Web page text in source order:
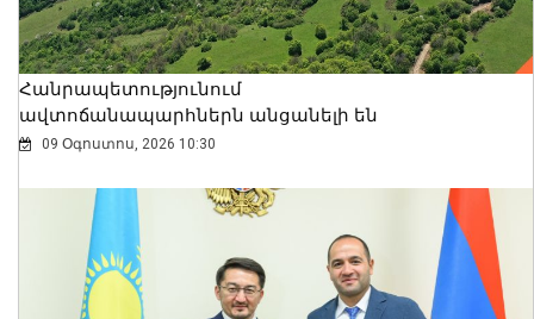
Հանրապետությունում
ավտոճանապարհներն անցանելի են
09 Օգոստոս, 2026 10:30